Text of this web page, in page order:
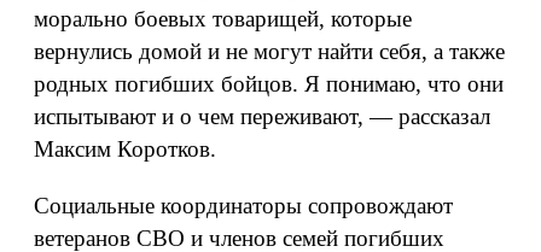
морально боевых товарищей, которые
вернулись домой и не могут найти себя, а также
родных погибших бойцов. Я понимаю, что они
испытывают и о чем переживают, — рассказал
Максим Коротков.
Социальные координаторы сопровождают
ветеранов СВО и членов семей погибших